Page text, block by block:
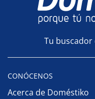
Tu buscador
CONÓCENOS
Acerca de Doméstiko